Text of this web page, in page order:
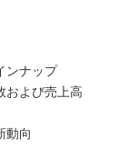
ンナップ
および売上高
動向